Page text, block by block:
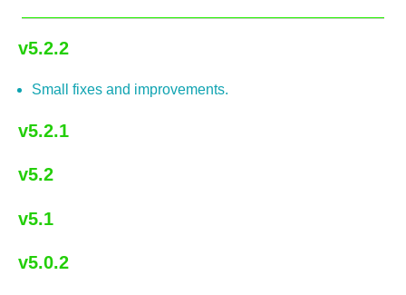
v5.2.2
Small fixes and improvements.
v5.2.1
v5.2
v5.1
v5.0.2